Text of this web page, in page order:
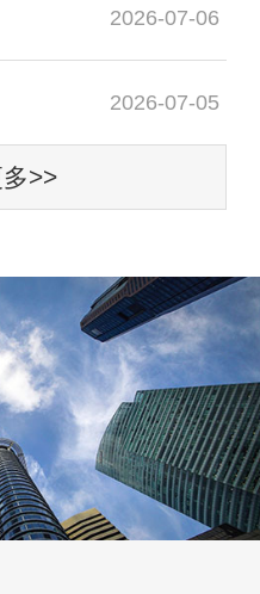
2026-07-06
2026-07-05
>>